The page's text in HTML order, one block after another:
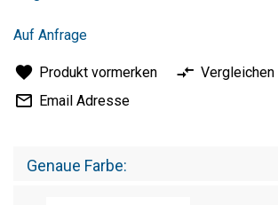
Auf Anfrage
Produkt vormerken
Vergleichen
Email Adresse
Genaue Farbe